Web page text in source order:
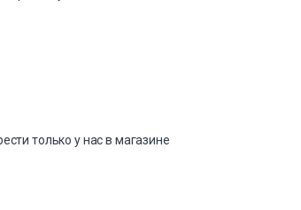
только у нас в магазине